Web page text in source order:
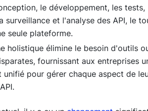
le développement, les tests,
surveillance et l'analyse des API, le
seule plateforme.
holistique élimine le besoin d'outils
fournissant aux entreprises
unifié pour gérer chaque aspect de